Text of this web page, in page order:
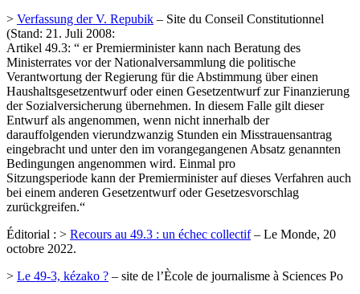
> Verfassung der V. Repubik – Site du Conseil Constitutionnel
(Stand: 21. Juli 2008:
Artikel 49.3: “ er Premierminister kann nach Beratung des
Ministerrates vor der Nationalversammlung die politische
Verantwortung der Regierung für die Abstimmung über einen
Haushaltsgesetzentwurf oder einen Gesetzentwurf zur Finanzierung
der Sozialversicherung übernehmen. In diesem Falle gilt dieser
Entwurf als angenommen, wenn nicht innerhalb der
darauffolgenden vierundzwanzig Stunden ein Misstrauensantrag
eingebracht und unter den im vorangegangenen Absatz genannten
Bedingungen angenommen wird. Einmal pro
Sitzungsperiode kann der Premierminister auf dieses Verfahren auch
bei einem anderen Gesetzentwurf oder Gesetzesvorschlag
zurückgreifen.“
Éditorial : > Recours au 49.3 : un échec collectif– Le Monde, 20
octobre 2022.
> Le 49-3, kézako ? – site de l’Ècole de journalisme à Sciences Po